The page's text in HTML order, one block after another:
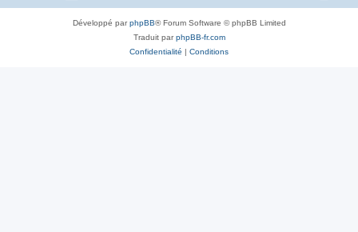
Développé parphpBB® Forum Software © phpBB Limited
Traduit parphpBB-fr.com
Confidentialité | Conditions